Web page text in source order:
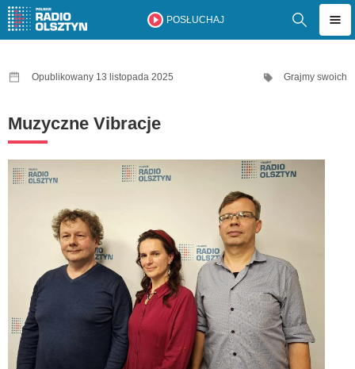
POSŁUCHAJ
Opublikowany 13 listopada 2025 Grajmy swoich
Muzyczne Vibracje